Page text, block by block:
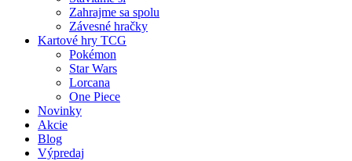
Zahrajme sa spolu
Závesné hračky
Kartové hry TCG
Pokémon
Star Wars
Lorcana
One Piece
Novinky
Akcie
Blog
Výpredaj